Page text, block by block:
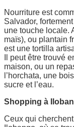
Nourriture est
Salvador,
une touche locale.
maïs), ou plantain
est une tortilla
Il peut être trouvé
maison, ou un
l’horchata, une
sucre et l’eau.
Shopping à
Ceux qui